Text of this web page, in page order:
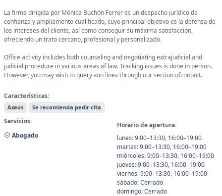
La firma dirigida por Mónica Buchón Ferrer es un despacho jurídico de
confianza y ampliamente cualificado, cuyo principal objetivo es la defensa de
los intereses del cliente, así como conseguir su máxima satisfacción,
ofreciendo un trato cercano, profesional y personalizado.
Office activity includes both counseling and negotiating extrajudicial and
judicial procedure in various areas of law. Tracking issues is done in person.
However, you may wish to query «on line» through our section ofcontact.
Características:
Aseos Se recomienda pedir cita
Servicios:
Abogado
Horario de apertura:
lunes: 9:00–13:30, 16:00–19:00
martes: 9:00–13:30, 16:00–19:00
miércoles: 9:00–13:30, 16:00–19:00
jueves: 9:00–13:30, 16:00–19:00
viernes: 9:00–13:30, 16:00–19:00
sábado: Cerrado
domingo: Cerrado